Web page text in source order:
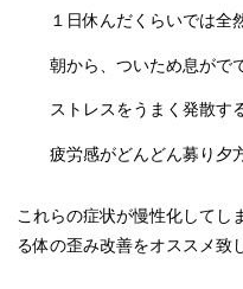
１日休んだくらいでは全
朝から、ついため息がで
ストレスをうまく発散す
疲労感がどんどん募り夕
これらの症状が慢性化してし
る体の歪み改善をオススメ致